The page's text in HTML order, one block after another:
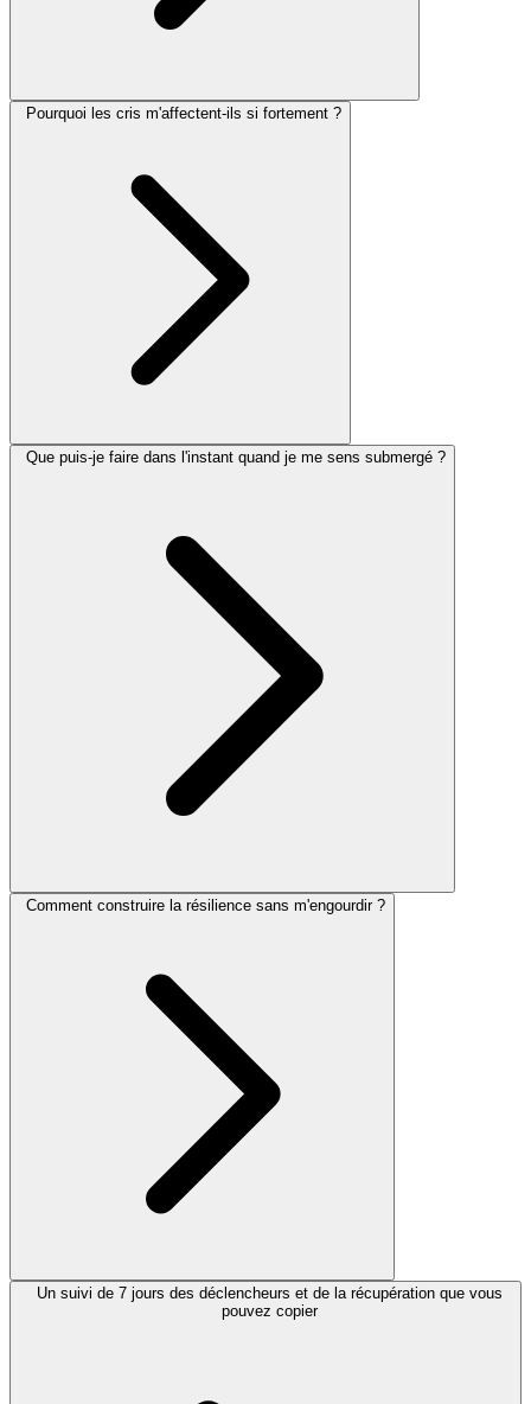
Pourquoi les cris m'affectent-ils si fortement ?
Que puis-je faire dans l'instant quand je me sens submergé ?
Comment construire la résilience sans m'engourdir ?
Un suivi de 7 jours des déclencheurs et de la récupération que vous
pouvez copier